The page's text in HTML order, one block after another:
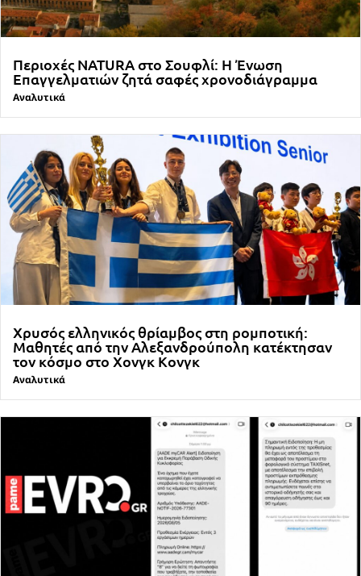
Περιοχές NATURA στο Σουφλί: Η Ένωση
Επαγγελματιών ζητά σαφές χρονοδιάγραμμα
Αναλυτικά
Χρυσός ελληνικός θρίαμβος στη ρομποτική:
Μαθητές από την Αλεξανδρούπολη κατέκτησαν
τον κόσμο στο Χονγκ Κονγκ
Αναλυτικά